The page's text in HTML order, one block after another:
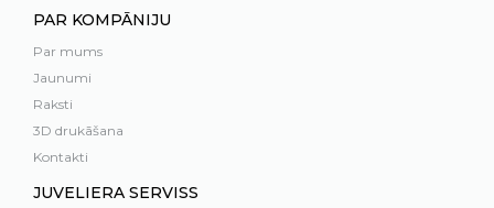
PAR KOMPĀNIJU
Par mums
Jaunumi
Raksti
3D drukāšana
Kontakti
JUVELIERA SERVISS